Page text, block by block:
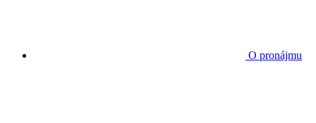
O pronájmu